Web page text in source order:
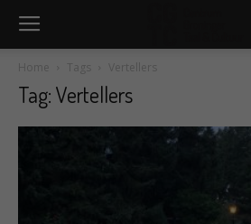
Home Tags Vertellers
Tag: Vertellers